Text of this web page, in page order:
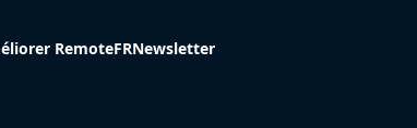
RemoteFRNewsletter